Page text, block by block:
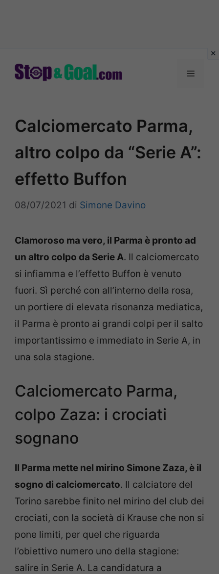
Menu
Calciomercato Parma,
altro colpo da “Serie A”:
effetto Buffon
08/07/2021 di Simone Davino
Clamoroso ma vero, il Parma è pronto ad
un altro colpo da Serie A. Il calciomercato
si infiamma e l’effetto Buffon è venuto
fuori. Sì perché con all’interno della rosa,
un portiere di elevata risonanza mediatica,
il Parma è pronto ai grandi colpi per il salto
importantissimo e immediato in Serie A, in
una sola stagione.
Calciomercato Parma,
colpo Zaza: i crociati
sognano
Il Parma mette nel mirino Simone Zaza, è il
sogno di calciomercato. Il calciatore del
Torino sarebbe finito nel mirino del club dei
crociati, con la società di Krause che non si
pone limiti, per quel che riguarda
l’obiettivo numero uno della stagione:
salire in Serie A. La candidatura a